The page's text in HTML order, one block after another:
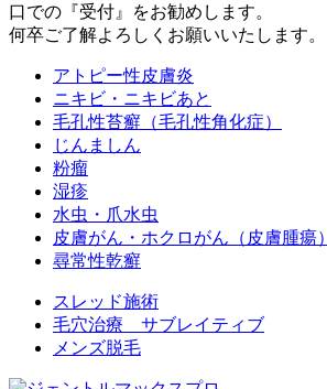
口での『受付』をお勧めします。
何卒ご了解よろしくお願いいたします。
アトピー性皮膚炎
ニキビ・ニキビあと
毛孔性苔癬（毛孔性角化症）
じんましん
粉瘤
湿疹
水虫・爪水虫
皮膚がん・ホクロがん（皮膚腫瘍）
尋常性乾癬
スレッド施術
毛穴治療 サブレイティブ
メンズ脱毛